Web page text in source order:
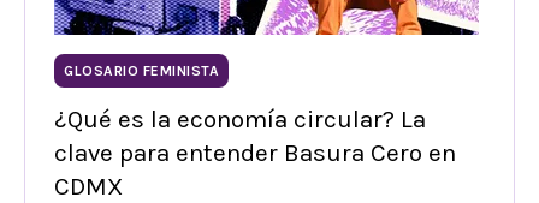
GLOSARIO FEMINISTA
¿Qué es la economía circular? La
clave para entender Basura Cero en
CDMX